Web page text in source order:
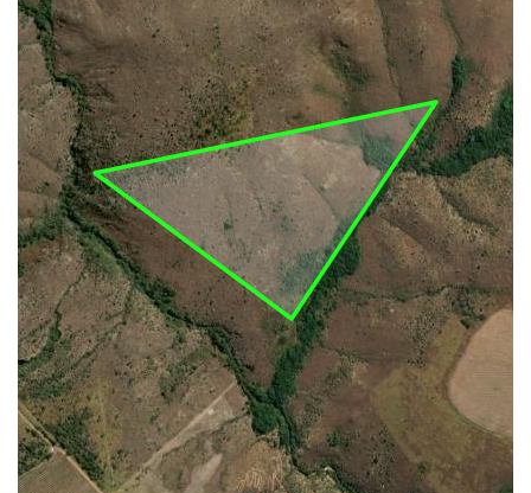
Terras
indígenas
(FUNAI)
UC Federal
UC Estaduais
UC
Municipais
Hidrografia
1:1.000.000
(ANA)
Biomas
(IBGE)
Vegetação
(IBGE)
Rodovias
(IBGE)